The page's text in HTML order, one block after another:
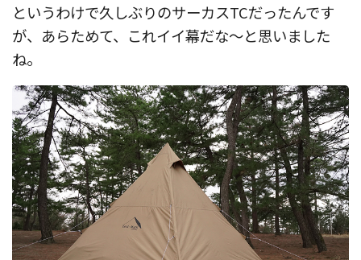
というわけで久しぶりのサーカスTCだったんです
が、あらためて、これイイ幕だな〜と思いました
ね。